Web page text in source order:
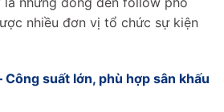
nhiều đơn vị tổ chức sự kiện
suất lớn, phù hợp sân khấu